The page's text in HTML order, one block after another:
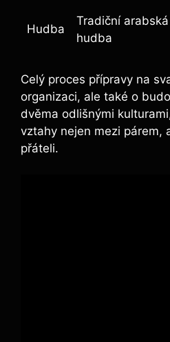
Hudba
Tradiční arabská
hudba
Celý proces přípravy na
organizaci, ale také o
dvěma odlišnými
vztahy nejen mezi párem,
přáteli.